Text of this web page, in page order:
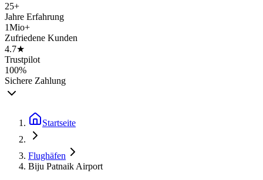
25+
Jahre Erfahrung
1Mio+
Zufriedene Kunden
4.7★
Trustpilot
100%
Sichere Zahlung
Startseite
Flughäfen
Biju Patnaik Airport